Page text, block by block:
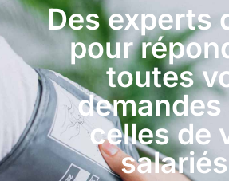
Des experts
pour
toutes
demandes
celles de